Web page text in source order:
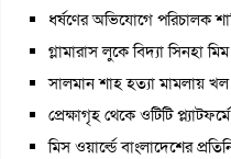
ধর্ষণের অভিযোগে পরিচালক
গ্লামারাস লুকে বিদ্যা সিনহা মিম
সালমান শাহ হত্যা মামলায়
প্রেক্ষাগৃহ থেকে ওটিটি
মিস ওয়ার্ল্ডে বাংলাদেশের